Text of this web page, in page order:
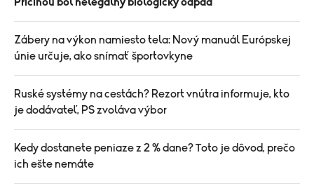
Zábery na výkon namiesto tela: Nový manuál Európskej
únie určuje, ako snímať športovkyne
Ruské systémy na cestách? Rezort vnútra informuje, kto
je dodávateľ, PS zvoláva výbor
Kedy dostanete peniaze z 2 % dane? Toto je dôvod, prečo
ich ešte nemáte